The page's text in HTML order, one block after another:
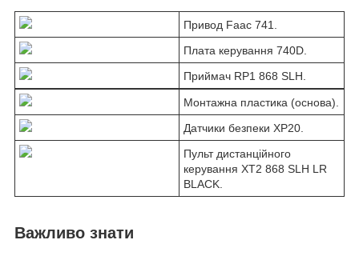
Привод Faac 741.
Плата керування 740D.
Приймач RP1 868 SLH.
Монтажна пластика (основа).
Датчики безпеки XP20.
Пульт дистанційного
керування XT2 868 SLH LR
BLACK.
Важливо знати